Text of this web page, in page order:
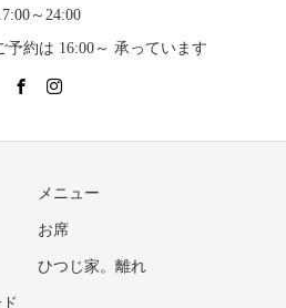
～24:00
約は 16:00～ 承っています
メニュー
お席
ひつじ家。離れ